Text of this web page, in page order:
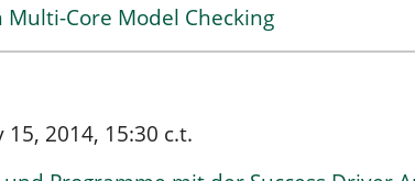
Core Model Checking
2014, 15:30 c.t.